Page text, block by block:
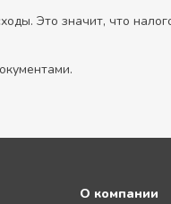
Это значит, что
О компании